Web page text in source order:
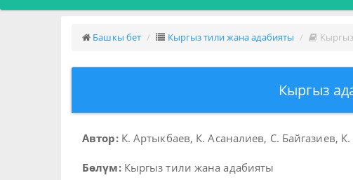
Башкы бет Кыргыз тили жана адабияты
Кыргыз
Автор:К. Артыкбаев, К. Асаналиев, С. Байгазиев,
Бөлүм:Кыргыз тили жана адабияты